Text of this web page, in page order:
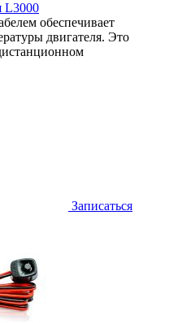
L3000
обеспечивает
двигателя. Это
Записаться